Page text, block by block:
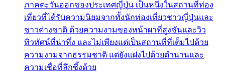
ภาคตะวันออกของประเทศญี่ปุ่น เป็นหนึ่งในสถานที่ท่อง
เที่ยวที่ได้รับความนิยมจากทั้งนักท่องเที่ยวชาวญี่ปุ่นและ
ชาวต่างชาติ ด้วยความงามของหน้าผาที่สูงชันและวิว
ทิวทัศน์ที่น่าทึ่ง และไม่เพียงแต่เป็นสถานที่ที่เต็มไปด้วย
ความงามจากธรรมชาติ แต่ยังแฝงไปด้วยตำนานและ
ความเชื่อที่ลึกซึ้งด้วย